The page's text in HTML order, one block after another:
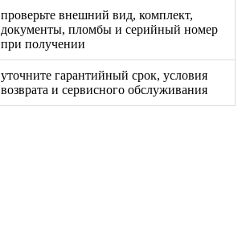
проверьте внешний вид, комплект,
документы, пломбы и серийный номер
при получении
уточните гарантийный срок, условия
возврата и сервисного обслуживания